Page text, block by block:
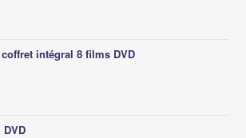
intégral 8 films DVD